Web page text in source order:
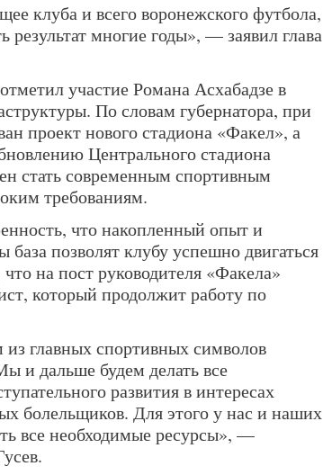
клуба и всего воронежского футбола,
результат многие годы», — заявил глава
участие Романа Асхабадзе в
По словам губернатора, при
проект нового стадиона «Факел», а
Центрального стадиона
стать современным спортивным
требованиям.
что накопленный опыт и
база позволят клубу успешно двигаться
на пост руководителя «Факела»
который продолжит работу по
из главных спортивных символов
и дальше будем делать все
развития в интересах
болельщиков. Для этого у нас и наших
все необходимые ресурсы», —